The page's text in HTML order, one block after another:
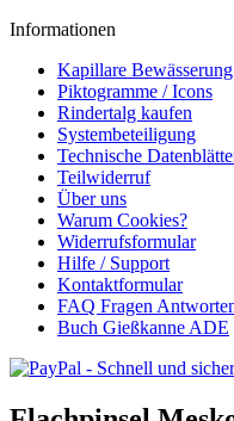
Informationen
Kapillare Bewässerung
Piktogramme / Icons
Rindertalg kaufen
Systembeteiligung
Technische
Teilwiderruf
Über uns
Warum Cookies?
Widerrufsformular
Hilfe / Support
Kontaktformular
FAQ Fragen
Buch Gießkanne ADE